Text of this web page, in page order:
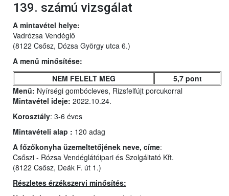
139. számú vizsgálat
A mintavétel helye:
Vadrózsa Vendéglő
(8122 Csősz, Dózsa György utca 6.)
A menü minősítése:
NEM FELELT MEG
5,7 pont
Menü: Nyírségi gombócleves, Rizsfelfújt porcukorral
Mintavétel ideje: 2022.10.24.
Korosztály: 3-6 éves
Mintavételi alap : 120 adag
A főzőkonyha üzemeltetőjének neve, címe:
Csőszi - Rózsa Vendéglátóipari és Szolgáltató Kft.
(8122 Csősz, Deák F. út 1.)
Részletes érzékszervi minősítés: